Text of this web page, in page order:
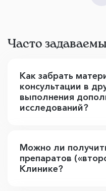
Часто
Как забрать
консультации в
выполнения
исследований?
Можно ли
препаратов
Клинике?